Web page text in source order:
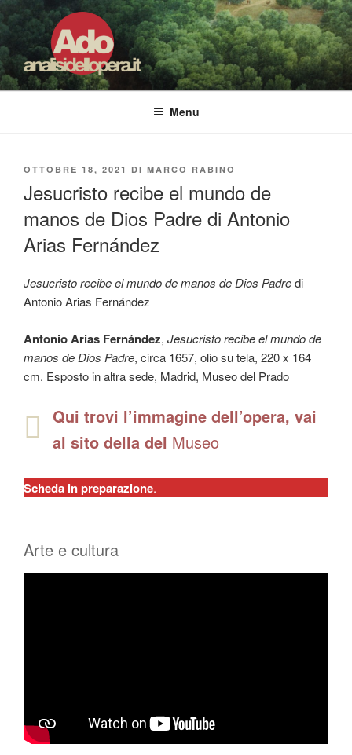
Salta
al
contenuto
ADO ANALISI DELL'OPERA
Osservare le opere d'arte per capirle e imparare ad amarle
Menu
PUBBLICATO
OTTOBRE 18, 2021 DI MARCO RABINO
Jesucristo recibe el mundo de
manos de Dios Padre di Antonio
Arias Fernández
Jesucristo recibe el mundo de manos de Dios Padredi
Antonio Arias Fernández
Antonio Arias Fernández, Jesucristo recibe el mundo de
manos de Dios Padre, circa 1657, olio su tela, 220 x 164
cm. Esposto in altra sede, Madrid, Museo del Prado
Qui trovi l’immagine dell’opera, vai
al sito della del Museo
Scheda in preparazione.
Arte e cultura